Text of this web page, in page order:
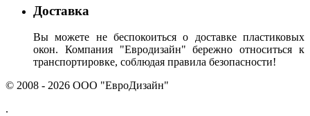
Доставка
Вы можете не беспокоиться о доставке пластиковых
окон. Компания "Евродизайн" бережно относиться к
транспортировке, соблюдая правила безопасности!
© 2008 - 2026 ООО "ЕвроДизайн"
.